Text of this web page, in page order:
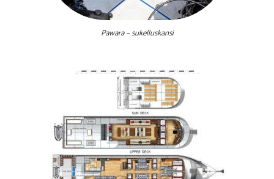
Pawara – sukelluskansi